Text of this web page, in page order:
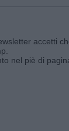
accetti
nel piè di